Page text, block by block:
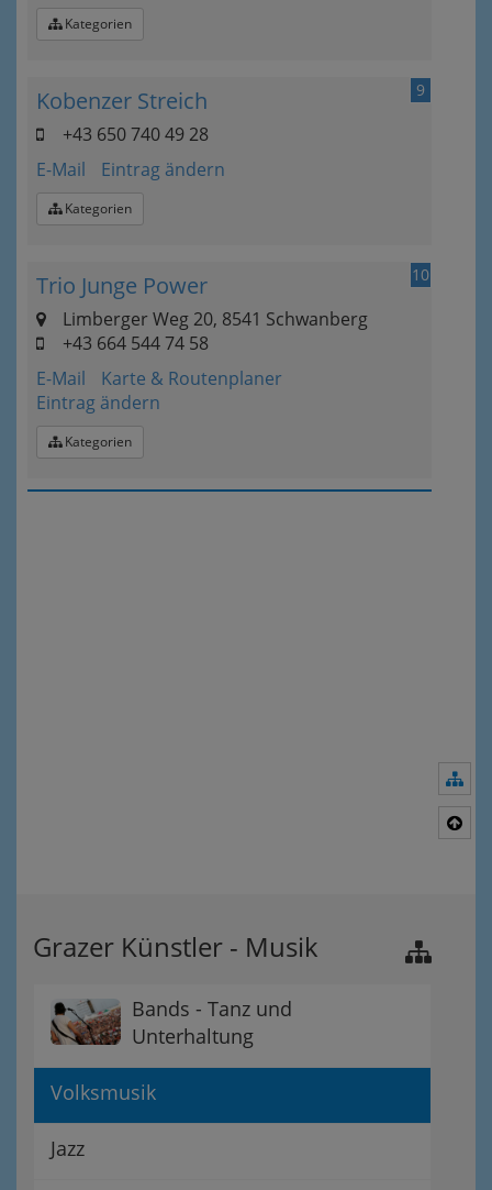
Kategorien
9
Kobenzer Streich
+43 650 740 49 28
E-Mail
Eintrag ändern
Kategorien
10
Trio Junge Power
Limberger Weg 20, 8541 Schwanberg
+43 664 544 74 58
E-Mail
Karte & Routenplaner
Eintrag ändern
Kategorien
Grazer Künstler - Musik
Bands - Tanz und
Unterhaltung
Volksmusik
Jazz